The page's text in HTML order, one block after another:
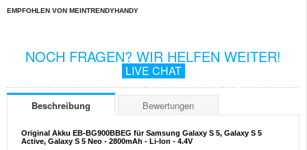
EMPFOHLEN VON MEINTRENDYHANDY
NOCH FRAGEN? WIR HELFEN WEITER!
LIVE CHAT
Beschreibung Bewertungen
Original Akku EB-BG900BBEG für Samsung Galaxy S 5, Galaxy S 5
Active, Galaxy S 5 Neo - 2800mAh - Li-Ion - 4.4V